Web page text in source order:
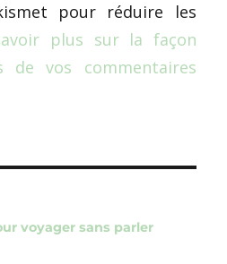
pour réduire les
plus sur la façon
de vos commentaires
voyager sans parler